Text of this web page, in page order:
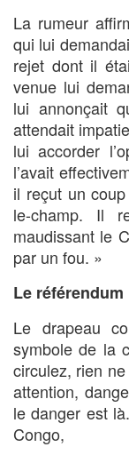
La rumeur
qui lui
rejet dont il
venue lui
lui annonçait
attendait
lui accorder
l’avait
il reçut un
le-champ. Il
maudissant le
par un fou. »
Le
Le drapeau
symbole de la
circulez, rien
attention,
le danger est
Congo,